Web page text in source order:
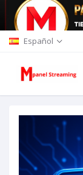
Español